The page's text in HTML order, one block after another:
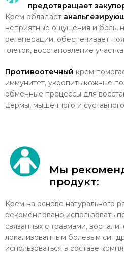
предотвращает
Крем обладает
неприятные ощущения и боль,
регенерации, обеспечивает
клеток, восстановление участка.
Противоотечный крем
иммунитет, укрепить кожные
обменные процессы для
дермы, мышечного и
Мы
продукт:
Крем на основе натурального
рекомендовано использовать
связанных с травмами,
локализованным болевым
использоваться в составе